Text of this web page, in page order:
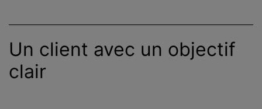
Un client avec un objectif
clair